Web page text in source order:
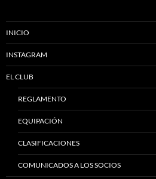
INICIO
INSTAGRAM
EL CLUB
REGLAMENTO
EQUIPACIÓN
CLASIFICACIONES
COMUNICADOS A LOS SOCIOS